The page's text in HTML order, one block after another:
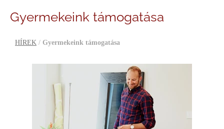
Gyermekeink támogatása
HÍREK / Gyermekeink támogatása